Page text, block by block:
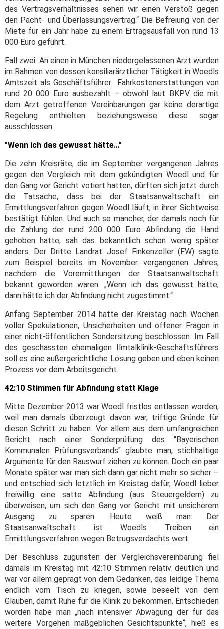
des Vertragsverhältnisses sehen wir einen Verstoß gegen
den Pacht- und Überlassungsvertrag.“ Die Befreiung von der
Miete für ein Jahr habe zu einem Ertragsausfall von rund 13
000 Euro geführt.
Fall zwei: An einen in München niedergelassenen Arzt wurden
im Rahmen von dessen konsiliarärztlicher Tätigkeit in Woedls
Amtszeit als Geschäftsführer Fahrkostenerstattungen von
rund 20 000 Euro ausbezahlt – obwohl laut BKPV die mit
dem Arzt getroffenen Vereinbarungen gar keine derartige
Regelung enthielten beziehungsweise diese sogar
ausschlossen.
"Wenn ich das gewusst hätte…"
Die zehn Kreisräte, die im September vergangenen Jahres
gegen den Vergleich mit dem gekündigten Woedl und für
den Gang vor Gericht votiert hatten, dürften sich jetzt durch
die Tatsache, dass bei der Staatsanwaltschaft ein
Ermittlungsverfahren gegen Woedl läuft, in ihrer Sichtweise
bestätigt fühlen. Und auch so mancher, der damals noch für
die Zahlung der rund 200 000 Euro Abfindung die Hand
gehoben hatte, sah das bekanntlich schon wenig später
anders. Der Dritte Landrat Josef Finkenzeller (FW) sagte
zum Beispiel bereits im November vergangenen Jahres,
nachdem die Vorermittlungen der Staatsanwaltschaft
bekannt geworden waren: „Wenn ich das gewusst hätte,
dann hätte ich der Abfindung nicht zugestimmt.“
Anfang September 2014 hatte der Kreistag nach Wochen
voller Spekulationen, Unsicherheiten und offener Fragen in
einer nicht-öffentlichen Sondersitzung beschlossen: Im Fall
des geschassten ehemaligen Ilmtalklinik-Geschäftsführers
soll es eine außergerichtliche Lösung geben und eben keinen
Prozess vor dem Arbeitsgericht.
42:10 Stimmen für Abfindung statt Klage
Mitte Dezember 2013 war Woedl fristlos entlassen worden,
weil man damals überzeugt davon war, triftige Gründe für
diesen Schritt zu haben. Vor allem aus dem umfangreichen
Bericht nach einer Sonderprüfung des "Bayerischen
Kommunalen Prüfungsverbands" glaubte man, stichhaltige
Argumente für den Rauswurf ziehen zu können. Doch ein paar
Monate später war man sich dann gar nicht mehr so sicher –
und entschied sich letztlich im Kreistag dafür, Woedl lieber
freiwillig eine satte Abfindung (aus Steuergeldern) zu
überweisen, um sich den Gang vor Gericht mit unsicherem
Ausgang zu sparen. Heute weiß man: Der
Staatsanwaltschaft ist Woedls Treiben ein
Ermittlungsverfahren wegen Betrugsverdachts wert.
Der Beschluss zugunsten der Vergleichsvereinbarung fiel
damals im Kreistag mit 42:10 Stimmen relativ deutlich und
war vor allem geprägt von dem Gedanken, das leidige Thema
endlich vom Tisch zu kriegen, sowie beseelt von dem
Glauben, damit Ruhe für die Klinik zu bekommen. Entschieden
worden habe man „nach intensiver Abwägung der für das
weitere Vorgehen maßgeblichen Gesichtspunkte“, hieß es